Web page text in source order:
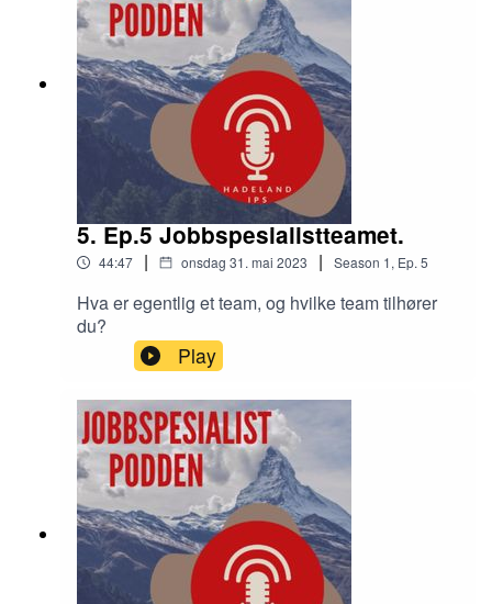
5. Ep.5 Jobbspesialistteamet.
44:47 | onsdag 31. mai 2023 | Season 1, Ep. 5
Hva er egentlig et team, og hvilke team tilhører
du?
Play